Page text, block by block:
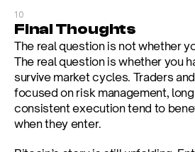
10
Final Thoughts
The real question is not whether
The real question is whether you
survive market cycles. Traders
focused on risk management,
consistent execution tend to
when they enter.